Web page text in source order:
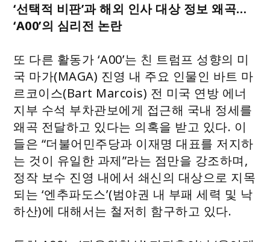
‘선택적 비판’과 해외 인사 대상 정보 왜곡…
‘A00’의 심리전 논란
또 다른 활동가 ‘A00’는 친 트럼프 성향의 미
국 마가(MAGA) 진영 내 주요 인물인 바트 마
르코이스(Bart Marcois) 전 미국 연방 에너
지부 수석 부차관보에게 접근해 국내 정세를
왜곡 전달하고 있다는 의혹을 받고 있다. 이
들은 “더불어민주당과 이재명 대표를 저지하
는 것이 유일한 과제”라는 점만을 강조하며,
정작 보수 진영 내에서 쇄신의 대상으로 지목
되는 ‘엔추파도스’(범야권 내 부패 세력 및 낙
하산)에 대해서는 철저히 함구하고 있다.